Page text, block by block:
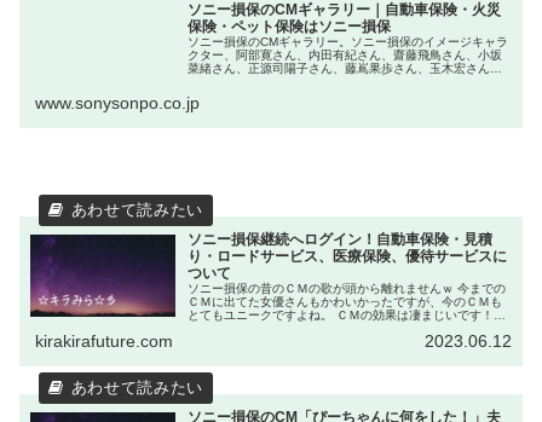
ソニー損保のCMギャラリー｜自動車保険・火災
保険・ペット保険はソニー損保
ソニー損保のCMギャラリー。ソニー損保のイメージキャラ
クター、阿部寛さん、内田有紀さん、齋藤飛鳥さん、小坂
菜緒さん、正源司陽子さん、藤嶌果歩さん、玉木宏さんが
www.sonysonpo.co.jp
ソニー損保継続へログイン！自動車保険・見積
り・ロードサービス、医療保険、優待サービスに
ついて
ソニー損保の昔のＣＭの歌が頭から離れませんｗ 今までの
ＣＭに出てた女優さんもかわいかったですが、今のＣＭも
とてもユニークですよね。 ＣＭの効果は凄まじいです！潜
kirakirafuture.com 2023.06.12
ソニー損保のCM「ぴーちゃんに何をした！」夫